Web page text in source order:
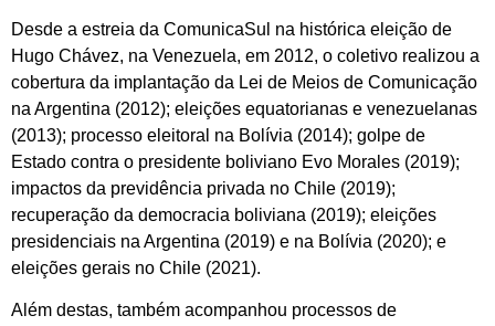
Desde a estreia da ComunicaSul na histórica eleição de
Hugo Chávez, na Venezuela, em 2012, o coletivo realizou a
cobertura da implantação da Lei de Meios de Comunicação
na Argentina (2012); eleições equatorianas e venezuelanas
(2013); processo eleitoral na Bolívia (2014); golpe de
Estado contra o presidente boliviano Evo Morales (2019);
impactos da previdência privada no Chile (2019);
recuperação da democracia boliviana (2019); eleições
presidenciais na Argentina (2019) e na Bolívia (2020); e
eleições gerais no Chile (2021).
Além destas, também acompanhou processos de